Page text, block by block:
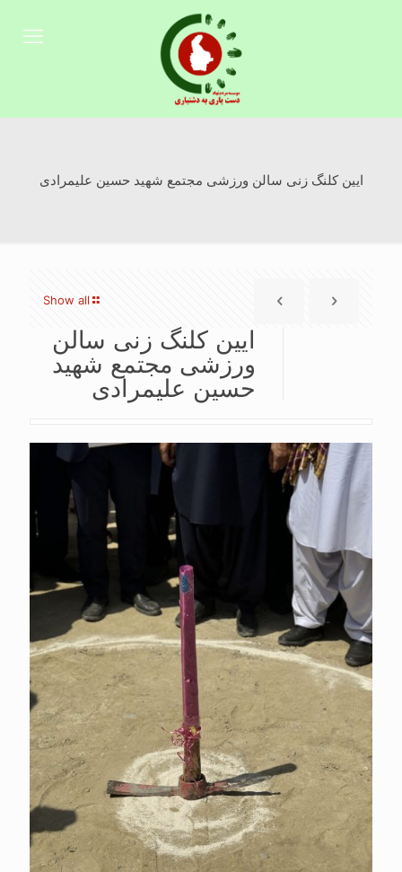
ایین کلنگ زنی سالن ورزشی مجتمع شهید حسین علیمرادی
Show all
ایین کلنگ زنی سالن
ورزشی مجتمع شهید
حسین علیمرادی